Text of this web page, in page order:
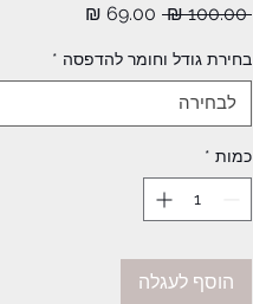
‏100.00 ‏₪
מחיר
בחירת גודל וחומר להדפסה *
לבחירה
כמות *
הוסף לעגלה